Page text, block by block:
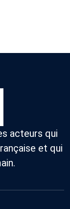
acteurs qui
et qui